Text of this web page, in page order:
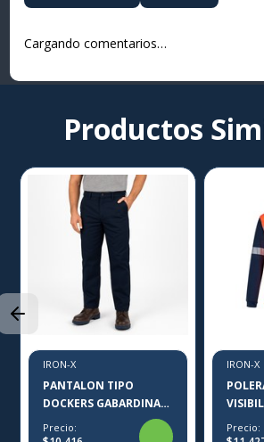
Cargando comentarios…
Productos
IRON-X
PANTALON TIPO
DOCKERS GABARDINA
IRON-X
Precio:
IRON-X
200
Precio: